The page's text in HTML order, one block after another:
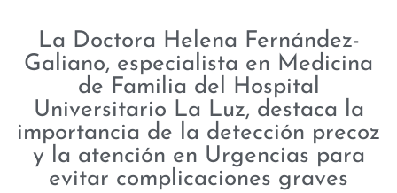
La Doctora Helena Fernández-
Galiano, especialista en Medicina
de Familia del Hospital
Universitario La Luz, destaca la
importancia de la detección precoz
y la atención en Urgencias para
evitar complicaciones graves